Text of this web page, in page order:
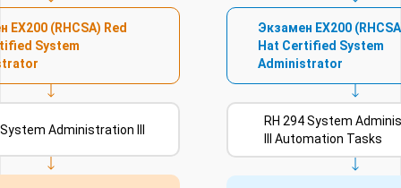
EX200 (RHCSA) Red
System
System Administration III
Экзамен EX200
Hat Certified System
Administrator
RH 294 System
III Automation Tasks